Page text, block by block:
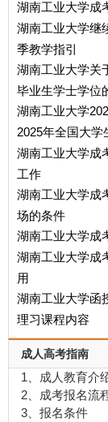
湖南工业大学成
湖南工业大学继
季教学指引
湖南工业大学关
毕业生学士学位
湖南工业大学
2025年全国大
湖南工业大学成
工作
湖南工业大学成
场的条件
湖南工业大学成
湖南工业大学成
用
湖南工业大学函
理习课程内容
成人高考指南
1、成人教育介
2、成考报名流
3、报名条件